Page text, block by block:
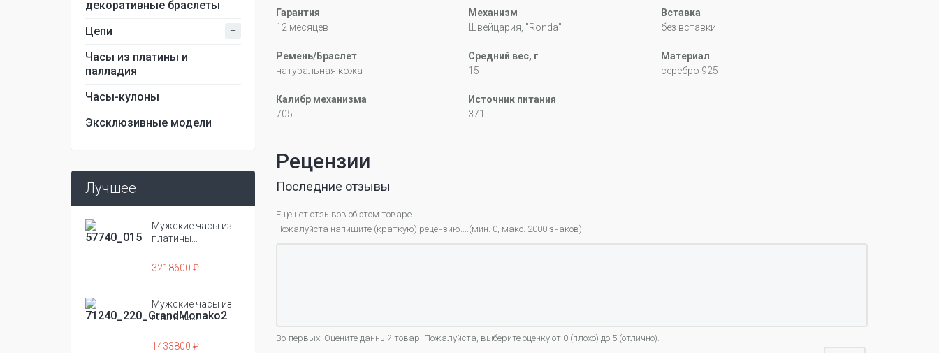
декоративные браслеты
Цепи
+
Часы из платины и
палладия
Часы-кулоны
Эксклюзивные модели
Лучшее
Мужские часы из
платины...
3218600 ₽
Мужские часы из
платины...
1433800 ₽
Гарантия
12 месяцев
Механизм
Швейцария, "Ronda"
Вставка
без вставки
Ремень/Браслет
натуральная кожа
Средний вес, г
15
Материал
серебро 925
Калибр механизма
705
Источник питания
371
Рецензии
Последние отзывы
Еще нет отзывов об этом товаре.
Пожалуйста напишите (краткую) рецензию....(мин. 0, макс. 2000 знаков)
Во-первых: Оцените данный товар. Пожалуйста, выберите оценку от 0 (плохо) до 5 (отлично).